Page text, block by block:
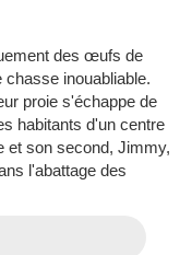
des œufs de
inouabliable.
proie s'échappe de
habitants d'un centre
et son second, Jimmy,
l'abattage des